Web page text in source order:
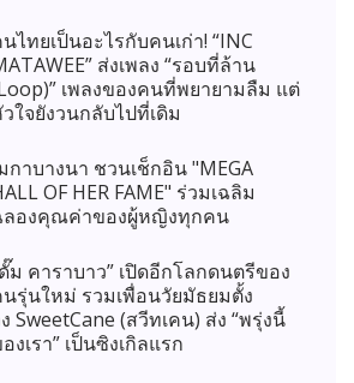
ไทยเป็นอะไรกับคนเก่า! “INC
ส่งเพลง “รอบที่ล้าน
เพลงของคนที่พยายามลืม แต่
ใจยังวนกลับไปที่เดิม
กาบางนา ชวนเช็กอิน "MEGA
OF HER FAME" ร่วมเฉลิม
องคุณค่าของผู้หญิงทุกคน
ม คาราบาว” เปิดอีกโลกดนตรีของ
รุ่นใหม่ รวมเพื่อนวัยมัธยมตั้ง
SweetCane (สวีทเคน) ส่ง “พรุ่งนี้
งเรา” เป็นซิงเกิลแรก